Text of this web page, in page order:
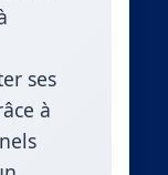
ses
à